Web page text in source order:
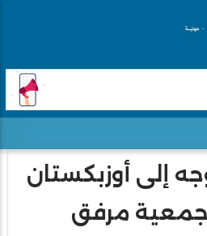
إلى أوزبكستان
جمعية مرفق